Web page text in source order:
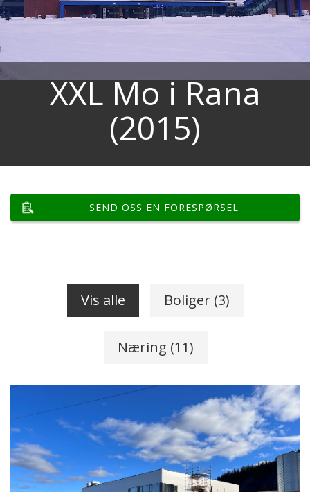
XXL Mo i Rana
(2015)
SEND OSS EN FORESPØRSEL
Vis alle Boliger (3)
Næring (11)